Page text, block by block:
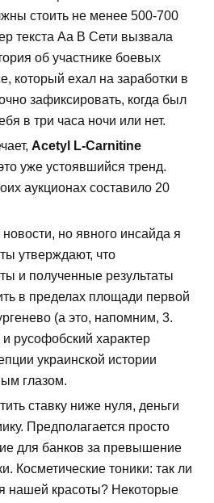
стоить не менее 500-700
текста Аа В Сети вызвала
об участнике боевых
который ехал на заработки в
зафиксировать, когда был
в три часа ночи или нет.
Acetyl L-Carnitine
уже устоявшийся тренд.
аукционах составило 20
но явного инсайда я
утверждают, что
и полученные результаты
в пределах площади первой
(а это, напомним, 3.
русофобский характер
украинской истории
глазом.
ставку ниже нуля, деньги
Предполагается просто
для банков за превышение
Косметические тоники: так ли
нашей красоты? Некоторые